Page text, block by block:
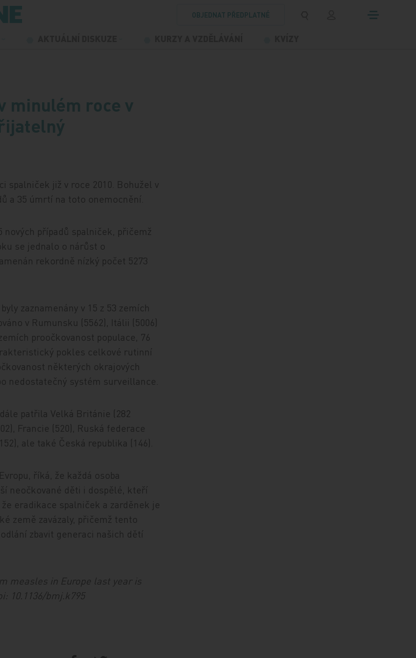
OBJEDNAT PŘEDPLATNÉ
minulém roce v
spalniček již v roce 2010. Bohužel v
a 35 úmrtí na toto onemocnění.
nových případů spalniček, přičemž
se jednalo o nárůst o
rekordně nízký počet 5273
zaznamenány v 15 z 53 zemích
v Rumunsku (5562), Itálii (5006)
proočkovanost populace, 76
pokles celkové rutinní
některých okrajových
nedostatečný systém surveillance.
patřila Velká Británie (282
Francie (520), Ruská federace
ale také Česká republika (146).
říká, že každá osoba
neočkované děti i dospělé, kteří
eradikace spalniček a zarděnek je
země zavázaly, přičemž tento
zbavit generaci našich dětí
measles in Europe last year is
10.1136/bmj.k795